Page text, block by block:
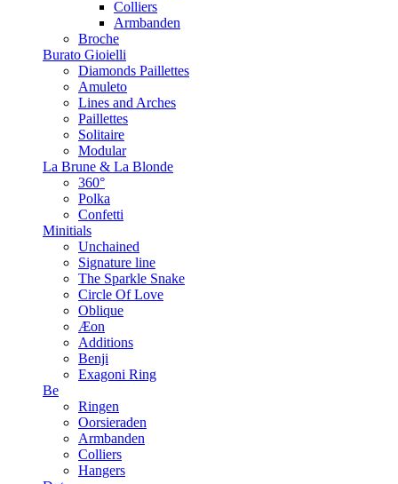
Colliers
Armbanden
Broche
Burato Gioielli
Diamonds Paillettes
Amuleto
Lines and Arches
Paillettes
Solitaire
Modular
La Brune & La Blonde
360°
Polka
Confetti
Minitials
Unchained
Signature line
The Sparkle Snake
Circle Of Love
Oblique
Æon
Additions
Benji
Exagoni Ring
Be
Ringen
Oorsieraden
Armbanden
Colliers
Hangers